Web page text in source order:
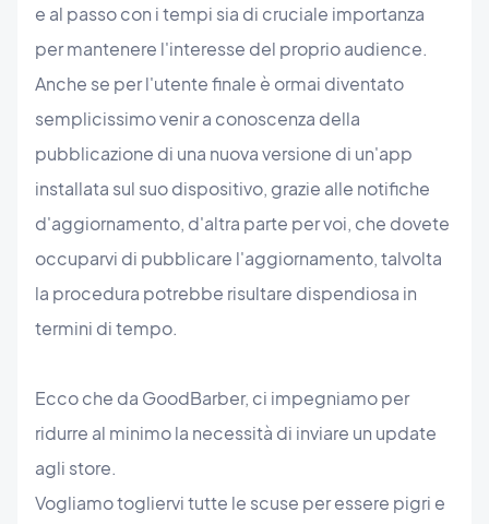
e al passo con i tempi sia di cruciale importanza
per mantenere l'interesse del proprio audience.
Anche se per l'utente finale è ormai diventato
semplicissimo venir a conoscenza della
pubblicazione di una nuova versione di un'app
installata sul suo dispositivo, grazie alle notifiche
d'aggiornamento, d'altra parte per voi, che dovete
occuparvi di pubblicare l'aggiornamento, talvolta
la procedura potrebbe risultare dispendiosa in
termini di tempo.
Ecco che da GoodBarber, ci impegniamo per
ridurre al minimo la necessità di inviare un update
agli store.
Vogliamo togliervi tutte le scuse per essere pigri e